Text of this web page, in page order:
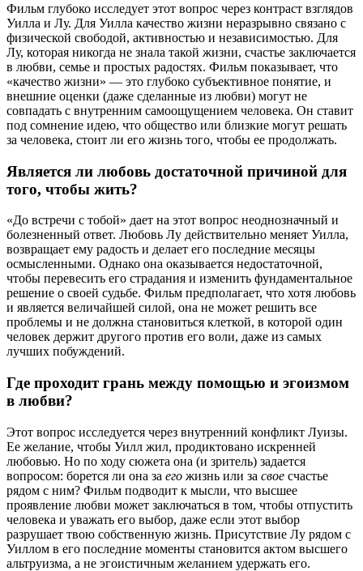
Фильм глубоко исследует этот вопрос через контраст взглядов
Уилла и Лу. Для Уилла качество жизни неразрывно связано с
физической свободой, активностью и независимостью. Для
Лу, которая никогда не знала такой жизни, счастье заключается
в любви, семье и простых радостях. Фильм показывает, что
«качество жизни» — это глубоко субъективное понятие, и
внешние оценки (даже сделанные из любви) могут не
совпадать с внутренним самоощущением человека. Он ставит
под сомнение идею, что общество или близкие могут решать
за человека, стоит ли его жизнь того, чтобы ее продолжать.
Является ли любовь достаточной причиной для
того, чтобы жить?
«До встречи с тобой» дает на этот вопрос неоднозначный и
болезненный ответ. Любовь Лу действительно меняет Уилла,
возвращает ему радость и делает его последние месяцы
осмысленными. Однако она оказывается недостаточной,
чтобы перевесить его страдания и изменить фундаментальное
решение о своей судьбе. Фильм предполагает, что хотя любовь
и является величайшей силой, она не может решить все
проблемы и не должна становиться клеткой, в которой один
человек держит другого против его воли, даже из самых
лучших побуждений.
Где проходит грань между помощью и эгоизмом
в любви?
Этот вопрос исследуется через внутренний конфликт Луизы.
Ее желание, чтобы Уилл жил, продиктовано искренней
любовью. Но по ходу сюжета она (и зритель) задается
вопросом: борется ли она за его жизнь или за свое счастье
рядом с ним? Фильм подводит к мысли, что высшее
проявление любви может заключаться в том, чтобы отпустить
человека и уважать его выбор, даже если этот выбор
разрушает твою собственную жизнь. Присутствие Лу рядом с
Уиллом в его последние моменты становится актом высшего
альтруизма, а не эгоистичным желанием удержать его.